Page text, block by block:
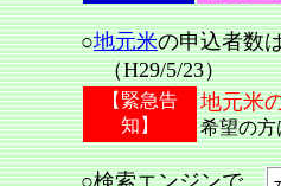
○地元米の申込者数
（H29/5/23）
【緊急告
知】
地元米
希望の
○検索エンジンで